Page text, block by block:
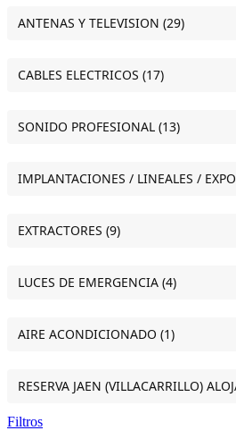
ANTENAS Y TELEVISION (29)
CABLES ELECTRICOS (17)
SONIDO PROFESIONAL (13)
EXTRACTORES (9)
LUCES DE EMERGENCIA (4)
AIRE ACONDICIONADO (1)
Filtros